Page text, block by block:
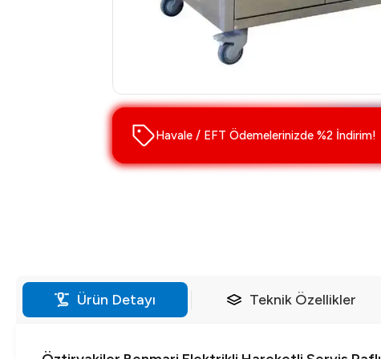
Havale / EFT Ödemelerinizde %2 İndirim!
Ürün Detayı Teknik Özellikler